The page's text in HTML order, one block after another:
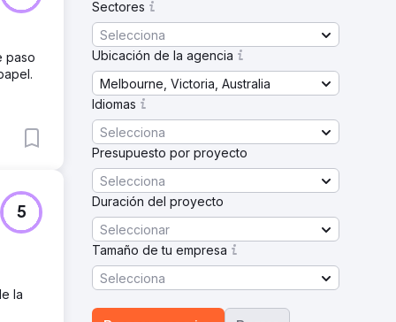
paso
5
la
Sectores
Selecciona
Ubicación de la agencia
Melbourne, Victoria, Australia
Idiomas
Selecciona
Presupuesto por proyecto
Selecciona
Duración del proyecto
Seleccionar
Tamaño de tu empresa
Selecciona